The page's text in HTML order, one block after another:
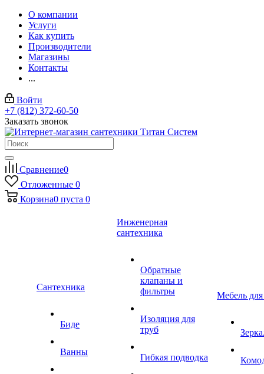
О компании
Услуги
Как купить
Производители
Магазины
Контакты
...
Войти
+7 (812) 372-60-50
Заказать звонок
Сравнение0
Отложенные 0
Корзина0 пуста 0
Сантехника
Биде
Ванны
Инженерная
сантехника
Обратные
клапаны и
фильтры
Изоляция для
труб
Гибкая подводка
Мебель